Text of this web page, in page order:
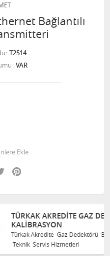
Bağlantılı
T2514
VAR
Ekle
Twitter
GAZ DEDEKTÖRÜ BAKIM VE
Bakım ve Kalibrasyon